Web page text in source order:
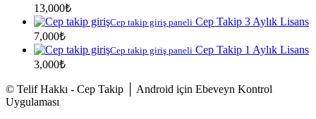
13,000₺
Cep takip giriş paneli Cep Takip 3 Aylık Lisans
7,000₺
Cep takip giriş paneli Cep Takip 1 Aylık Lisans
3,000₺
© Telif Hakkı - Cep Takip │ Android için Ebeveyn Kontrol
Uygulaması